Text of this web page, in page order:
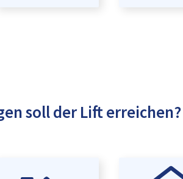
soll der Lift erreichen?